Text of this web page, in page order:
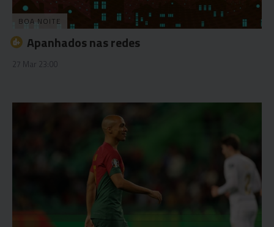
BOA NOITE
Apanhados nas redes
27 Mar 23:00